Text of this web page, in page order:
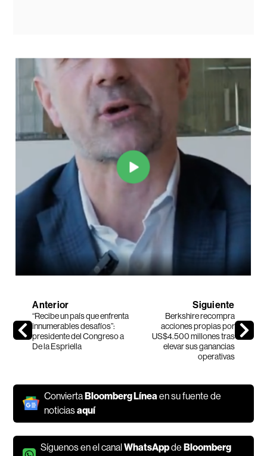
Anterior
“Recibe un país que enfrenta
innumerables desafíos”:
presidente del Congreso a
De la Espriella
Siguiente
Berkshire recompra
acciones propias por
US$4.500 millones tras
elevar sus ganancias
operativas
ConviertaBloomberg Línea en su fuente de
noticiasaquí
Síguenos en el canalWhatsAppdeBloomberg